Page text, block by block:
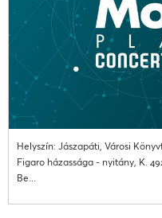
Helyszín: Jászapáti, Városi
Figaro házassága - nyitány, K.
Be...